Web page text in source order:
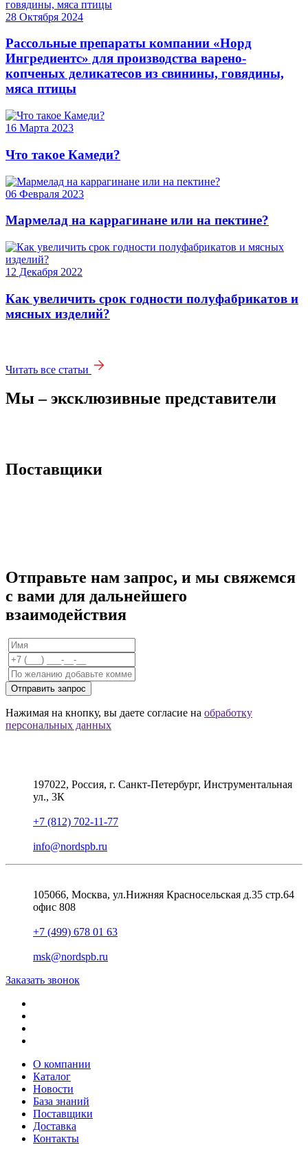
28 Октября 2024
Рассольные препараты компании «Норд
Ингредиентс» для производства варено-
копченых деликатесов из свинины, говядины,
мяса птицы
16 Марта 2023
Что такое Камеди?
06 Февраля 2023
Мармелад на каррагинане или на пектине?
12 Декабря 2022
Как увеличить срок годности полуфабрикатов и
мясных изделий?
Читать все статьи
Мы – эксклюзивные представители
Поставщики
Отправьте нам запрос, и мы свяжемся
с вами для дальнейшего
взаимодействия
Отправить запрос
Нажимая на кнопку, вы даете согласие на обработку
персональных данных
197022, Россия, г. Санкт-Петербург, Инструментальная
ул., 3К
+7 (812) 702-11-77
info@nordspb.ru
105066, Москва, ул.Нижняя Красносельская д.35 стр.64
офис 808
+7 (499) 678 01 63
msk@nordspb.ru
Заказать звонок
О компании
Каталог
Новости
База знаний
Поставщики
Доставка
Контакты